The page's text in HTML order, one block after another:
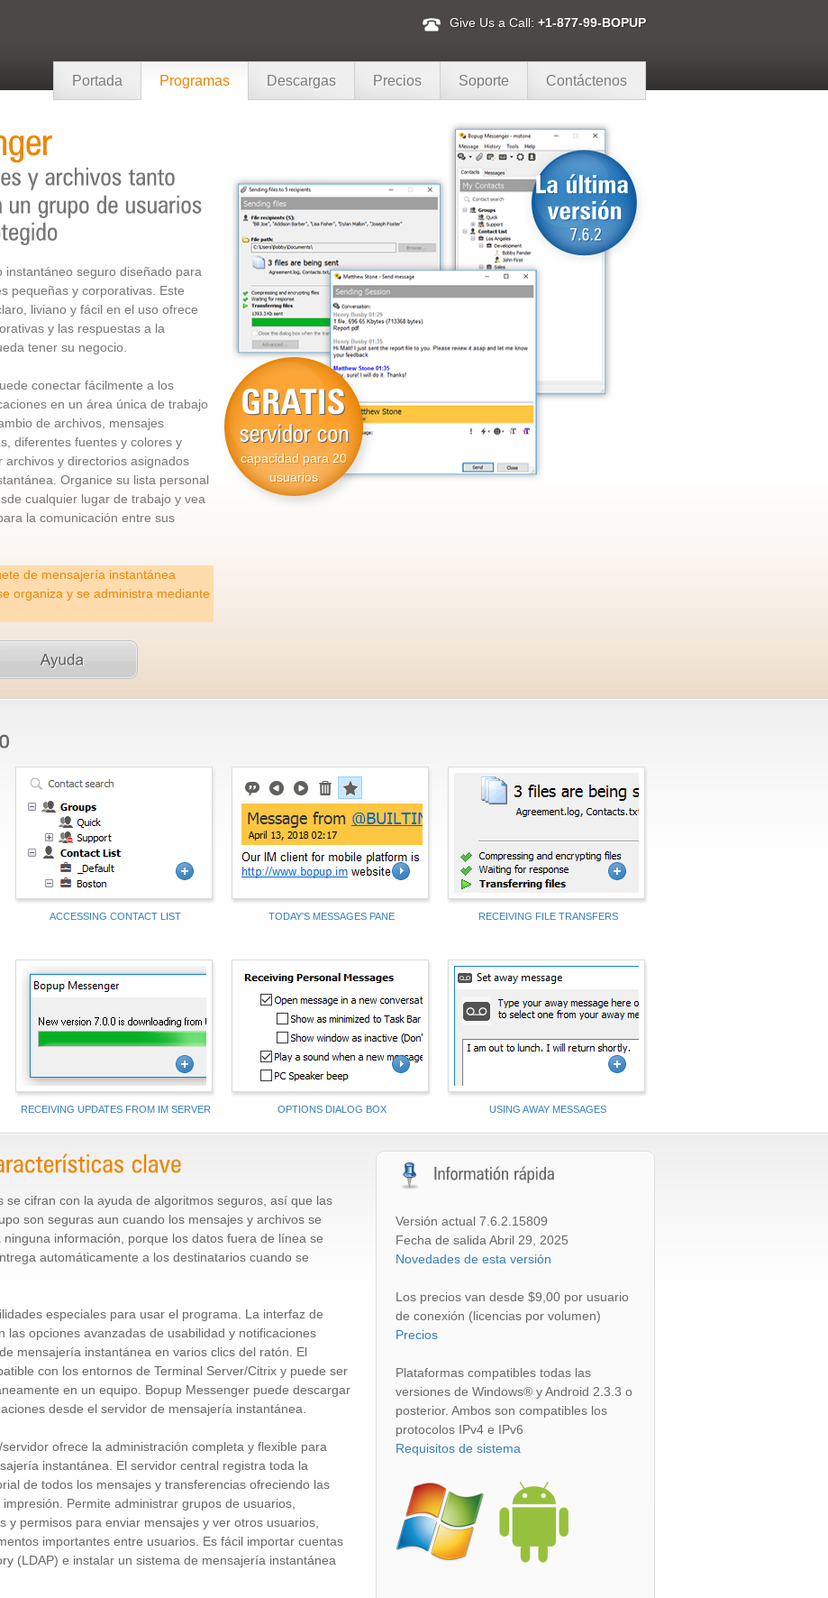
Give Us a Call: +1-877-99-BOPUP
Portada Programas Descargas Precios Soporte Contáctenos
seguro diseñado para
pequeñas y corporativas. Este
liviano y fácil en el uso ofrece
y las respuestas a la
tener su negocio.
conectar fácilmente a los
en un área única de trabajo
de archivos, mensajes
diferentes fuentes y colores y
y directorios asignados
Organice su lista personal
cualquier lugar de trabajo y vea
la comunicación entre sus
de mensajería instantánea
organiza y se administra mediante
capacidad para 20
usuarios
ACCESSING CONTACT LIST TODAY'S MESSAGES PANE RECEIVING FILE TRANSFERS
RECEIVING UPDATES FROM IM SERVER OPTIONS DIALOG BOX USING AWAY MESSAGES
se cifran con la ayuda de algoritmos seguros, así que las
son seguras aun cuando los mensajes y archivos se
información, porque los datos fuera de línea se
automáticamente a los destinatarios cuando se
especiales para usar el programa. La interfaz de
las opciones avanzadas de usabilidad y notificaciones
mensajería instantánea en varios clics del ratón. El
con los entornos de Terminal Server/Citrix y puede ser
en un equipo. Bopup Messenger puede descargar
desde el servidor de mensajería instantánea.
ofrece la administración completa y flexible para
instantánea. El servidor central registra toda la
de todos los mensajes y transferencias ofreciendo las
Permite administrar grupos de usuarios,
y permisos para enviar mensajes y ver otros usuarios,
importantes entre usuarios. Es fácil importar cuentas
(LDAP) e instalar un sistema de mensajería instantánea
Versión actual 7.6.2.15809
Fecha de salida Abril 29, 2025
Novedades de esta versión
Los precios van desde $9,00 por usuario
de conexión (licencias por volumen)
Precios
Plataformas compatibles todas las
versiones de Windows® y Android 2.3.3 o
posterior. Ambos son compatibles los
protocolos IPv4 e IPv6
Requisitos de sistema